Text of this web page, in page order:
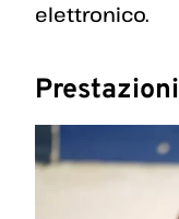
elettronico.
Prestazioni